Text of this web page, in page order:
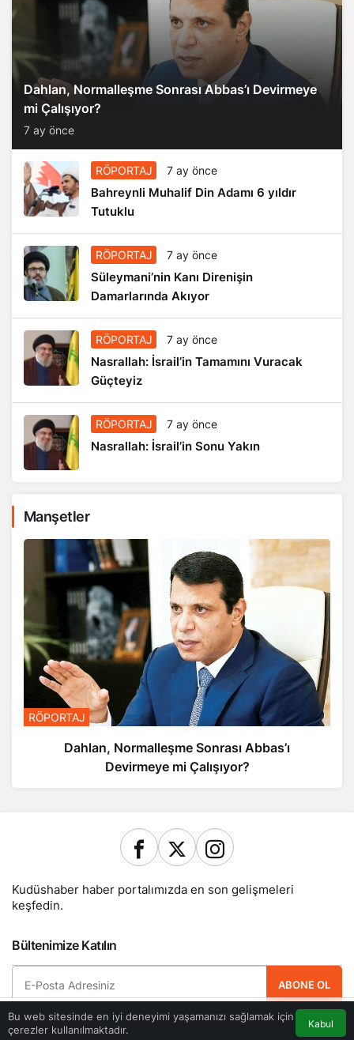
Dahlan, Normalleşme Sonrası Abbas’ı Devirmeye
mi Çalışıyor?
7 ay önce
RÖPORTAJ 7 ay önce
Bahreynli Muhalif Din Adamı 6 yıldır
Tutuklu
RÖPORTAJ 7 ay önce
Süleymani’nin Kanı Direnişin
Damarlarında Akıyor
RÖPORTAJ 7 ay önce
Nasrallah: İsrail’in Tamamını Vuracak
Güçteyiz
RÖPORTAJ 7 ay önce
Nasrallah: İsrail’in Sonu Yakın
Manşetler
RÖPORTAJ
Dahlan, Normalleşme Sonrası Abbas’ı
Devirmeye mi Çalışıyor?
Bu web sitesinde en iyi deneyimi yaşamanızı sağlamak için
çerezler kullanılmaktadır.
Kabul
Kudüshaber haber portalımızda en son gelişmeleri
keşfedin.
Bültenimize Katılın
ABONE OL
Hemen ücretsiz üye olun ve yeni güncellemelerden haberdar olan ilk kişi
olun.Anasayfa Akış Trafik